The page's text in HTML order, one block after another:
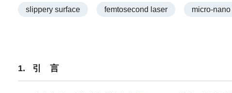
slippery surface femtosecond laser micro-
1. 引 言